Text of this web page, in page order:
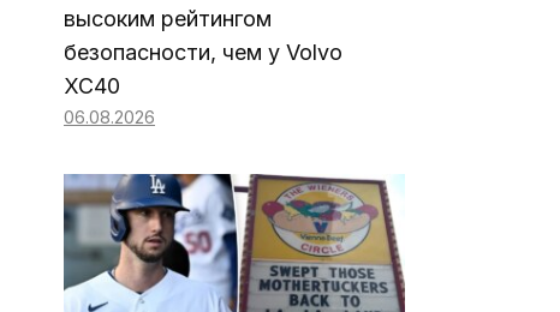
высоким рейтингом
безопасности, чем у Volvo
XC40
06.08.2026